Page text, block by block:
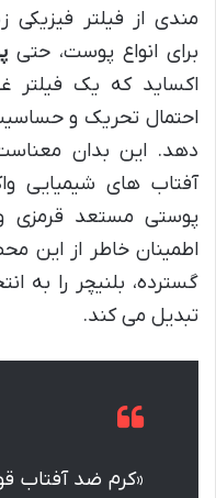
مندی از فیلتر فیزیکی
برای انواع پوست، حتی
اکساید که یک فیلتر
احتمال تحریک و
دهد. این بدان
آفتاب های شیمیایی
پوستی مستعد قرمزی
اطمینان خاطر از این
گسترده، بلنیچر را به
تبدیل می کند.